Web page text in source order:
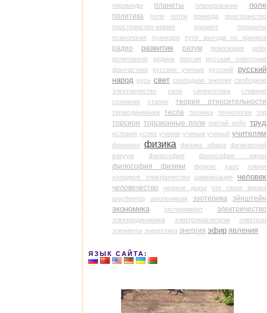
пирамиды
планеты планирование
поле
политика
поля поток природа
пространство
пространство-время
процент
проценты
психология
пуанкаре пути выхода из кризиса
радио развитие разум революция
рейх
релятивизм
родина россия
русская советская
фантастика
русские ученые русский
русский
народ русь свет свободная энергия свободное
электричество
сила синергетика
славяне
сознание
сталин теория относительности
термодинамика тесла техника технология тор
торсион торсионные поля третий рейх труд
условия успех учение ученые ученый учителям
феномен физика физика эфира
физический
вакуум
философия философия науки
философия физики форекс хаос
химия
холодное электричество
цивилизация человек
человечество черные дыры
что такое время
шаубергер
школьникам эзотерика
эйнштейн
экономика
эксперимент электричество
электродинамика электромагнетизм
электрон
элементы энергетика энергия эфир явления
ЯЗЫК САЙТА: